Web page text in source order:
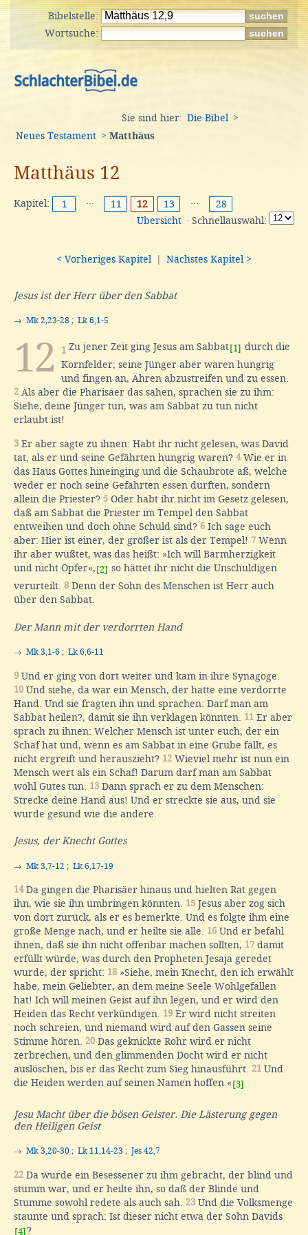
Bibelstelle:
Wortsuche:
Sie sind hier: Die Bibel
>
Neues Testament > Matthäus
Matthäus 12
Kapitel: 1 ··· 11 12 13 ···
28
Übersicht · Schnellauswahl:
< Vorheriges Kapitel Nächstes Kapitel >
Jesus ist der Herr über den Sabbat
→ Mk 2,23-28 ; Lk 6,1-5
12 1 Zu jener Zeit ging Jesus am Sabbat [1] durch die
Kornfelder; seine Jünger aber waren hungrig
und fingen an, Ähren abzustreifen und zu essen.
2 Als aber die Pharisäer das sahen, sprachen sie zu ihm:
Siehe, deine Jünger tun, was am Sabbat zu tun nicht
erlaubt ist!
3 Er aber sagte zu ihnen: Habt ihr nicht gelesen, was David
tat, als er und seine Gefährten hungrig waren? 4Wie er in
das Haus Gottes hineinging und die Schaubrote aß, welche
weder er noch seine Gefährten essen durften, sondern
allein die Priester? 5 Oder habt ihr nicht im Gesetz gelesen,
daß am Sabbat die Priester im Tempel den Sabbat
entweihen und doch ohne Schuld sind? 6 Ich sage euch
aber: Hier ist einer, der größer ist als der Tempel! 7 Wenn
ihr aber wüßtet, was das heißt: »Ich will Barmherzigkeit
und nicht Opfer«, [2] so hättet ihr nicht die Unschuldigen
verurteilt. 8 Denn der Sohn des Menschen ist Herr auch
über den Sabbat.
Der Mann mit der verdorrten Hand
→ Mk 3,1-6 ; Lk 6,6-11
9 Und er ging von dort weiter und kam in ihre Synagoge.
10 Und siehe, da war ein Mensch, der hatte eine verdorrte
Hand. Und sie fragten ihn und sprachen: Darf man am
Sabbat heilen?, damit sie ihn verklagen könnten. 11 Er aber
sprach zu ihnen: Welcher Mensch ist unter euch, der ein
Schaf hat und, wenn es am Sabbat in eine Grube fällt, es
nicht ergreift und herauszieht? 12 Wieviel mehr ist nun ein
Mensch wert als ein Schaf! Darum darf man am Sabbat
wohl Gutes tun. 13 Dann sprach er zu dem Menschen:
Strecke deine Hand aus! Und er streckte sie aus, und sie
wurde gesund wie die andere.
Jesus, der Knecht Gottes
→ Mk 3,7-12 ; Lk 6,17-19
14Da gingen die Pharisäer hinaus und hielten Rat gegen
ihn, wie sie ihn umbringen könnten. 15 Jesus aber zog sich
von dort zurück, als er es bemerkte. Und es folgte ihm eine
große Menge nach, und er heilte sie alle. 16 Und er befahl
ihnen, daß sie ihn nicht offenbar machen sollten, 17 damit
erfüllt würde, was durch den Propheten Jesaja geredet
wurde, der spricht: 18 »Siehe, mein Knecht, den ich erwählt
habe, mein Geliebter, an dem meine Seele Wohlgefallen
hat! Ich will meinen Geist auf ihn legen, und er wird den
Heiden das Recht verkündigen. 19 Er wird nicht streiten
noch schreien, und niemand wird auf den Gassen seine
Stimme hören. 20 Das geknickte Rohr wird er nicht
zerbrechen, und den glimmenden Docht wird er nicht
auslöschen, bis er das Recht zum Sieg hinausführt. 21 Und
die Heiden werden auf seinen Namen hoffen.« [3]
Jesu Macht über die bösen Geister. Die Lästerung gegen
den Heiligen Geist
→ Mk 3,20-30 ; Lk 11,14-23 ; Jes 42,7
22 Da wurde ein Besessener zu ihm gebracht, der blind und
stumm war, und er heilte ihn, so daß der Blinde und
Stumme sowohl redete als auch sah. 23 Und die Volksmenge
staunte und sprach: Ist dieser nicht etwa der Sohn Davids
[4]?